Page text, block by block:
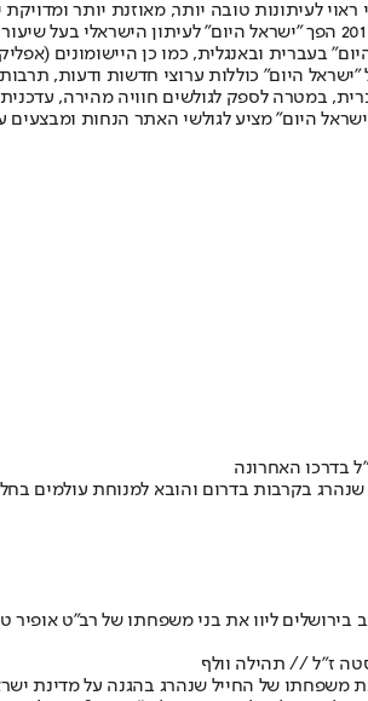
לעיתונות טובה יותר, מאוזנת יותר
תשלום. המהדורה המודפסת הראשונה פורסמה ב-30 ביולי 2007, וב-
היום" כוללות ערוצי חדשות ודעות,
בעברית, במטרה לספק לגולשים חוויה מהירה,
היום" מציע לגולשי האתר הנחות
בדרכו האחרונה
בקרבות בדרום והובא למנוחת עולמים
ליוו את בני משפחתו של רב״ט
ז״ל // תהילה וולף
משפחתו של החייל שנהרג בהגנה על מדינת